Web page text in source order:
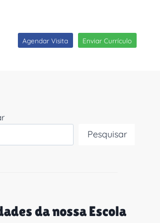
Agendar Visita Enviar Currículo
Pesquisar
da nossa Escola